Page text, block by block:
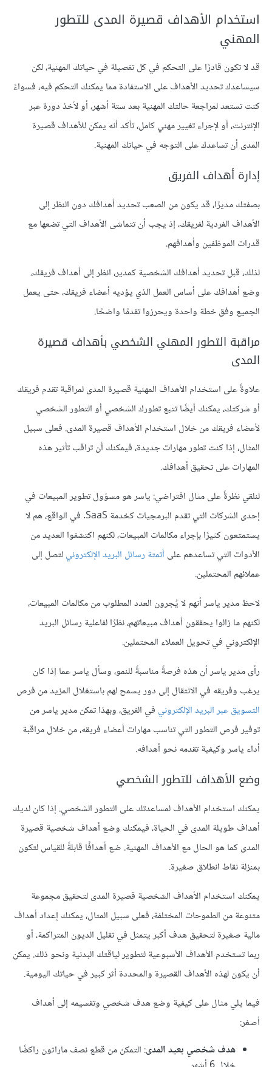
استخدام الأهداف قصيرة المدى للتطور
المهني
قد لا تكون قادرًا على التحكم في كل تفصيلة في حياتك المهنية، لكن
سيساعدك تحديد الأهداف على الاستفادة مما يمكنك التحكم فيه، فسواءً
كنت تستعد لمراجعة حالتك المهنية بعد ستة أشهر، أو لأخذ دورة عبر
الإنترنت، أو لإجراء تغيير مهني كامل، تأكد أنه يمكن للأهداف قصيرة
المدى أن تساعدك على التوجه في حياتك المهنية.
إدارة أهداف الفريق
بصفتك مديرًا، قد يكون من الصعب تحديد أهدافك دون النظر إلى
الأهداف الفردية لفريقك، إذ يجب أن تتماشى الأهداف التي تضعها مع
قدرات الموظفين وأهدافهم.
لذلك، قبل تحديد أهدافك الشخصية كمدير، انظر إلى أهداف فريقك،
وضع أهدافك على أساس العمل الذي يؤديه أعضاء فريقك، حتى يعمل
الجميع وفق خطة واحدة ويحرزوا تقدمًا واضحًا.
مراقبة التطور المهني الشخصي بأهداف قصيرة
المدى
علاوةً على استخدام الأهداف المهنية قصيرة المدى لمراقبة تقدم فريقك
أو شركتك، يمكنك أيضًا تتبع تطورك الشخصي أو التطور الشخصي
لأعضاء فريقك من خلال استخدام الأهداف قصيرة المدى. فعلى سبيل
المثال، إذا كنت تطور مهارات جديدة، فيمكنك أن تراقب تأثير هذه
المهارات على تحقيق أهدافك.
لنلقي نظرةً على مثال افتراضي: ياسر هو مسؤول تطوير المبيعات في
إحدى الشركات التي تقدم البرمجيات كخدمة SaaS. في الواقع، هم لا
يستمتعون كثيرًا بإجراء مكالمات المبيعات، لكنهم اكتشفوا العديد من
الأدوات التي تساعدهم على أتمتة رسائل البريد الإلكترونيلتصل إلى
عملائهم المحتملين.
لاحظ مدير ياسر أنهم لا يُجرون العدد المطلوب من مكالمات المبيعات،
لكنهم ما زالوا يحققون أهداف مبيعاتهم، نظرًا لفاعلية رسائل البريد
الإلكتروني في تحويل العملاء المحتملين.
رأى مدير ياسر أن هذه فرصةً مناسبةً للنمو، وسأل ياسر عما إذا كان
يرغب وفريقه في الانتقال إلى دور يسمح لهم باستغلال المزيد من فرص
التسويق عبر البريد الإلكتروني في الفريق، وبهذا تمكن مدير ياسر من
توفير فرص التطور التي تناسب مهارات أعضاء فريقه، من خلال مراقبة
أداء ياسر وكيفية تقدمه نحو أهدافه.
وضع الأهداف للتطور الشخصي
يمكنك استخدام الأهداف لمساعدتك على التطور الشخصي. إذا كان لديك
أهداف طويلة المدى في الحياة، فيمكنك وضع أهداف شخصية قصيرة
المدى كما هو الحال مع الأهداف المهنية. ضع أهدافًا قابلةً للقياس لتكون
بمنزلة نقاط انطلاق صغيرة.
يمكنك استخدام الأهداف الشخصية قصيرة المدى لتحقيق مجموعة
متنوعة من الطموحات المختلفة، فعلى سبيل المثال، يمكنك إعداد أهداف
مالية صغيرة لتحقيق هدف أكبر يتمثل في تقليل الديون المتراكمة، أو
ربما تستخدم الأهداف الأسبوعية لتطوير لياقتك البدنية ونحو ذلك. يمكن
أن يكون لهذه الأهداف القصيرة والمحددة أثر كبير في حياتك اليومية.
فيما يلي مثال على كيفية وضع هدف شخصي وتقسيمه إلى أهداف
أصغر:
هدف شخصي بعيد المدى: التمكن من قطع نصف ماراثون راكضًا